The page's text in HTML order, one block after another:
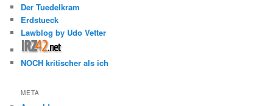
Der Tuedelkram
Erdstueck
Lawblog by Udo Vetter
NOCH kritischer als ich
META